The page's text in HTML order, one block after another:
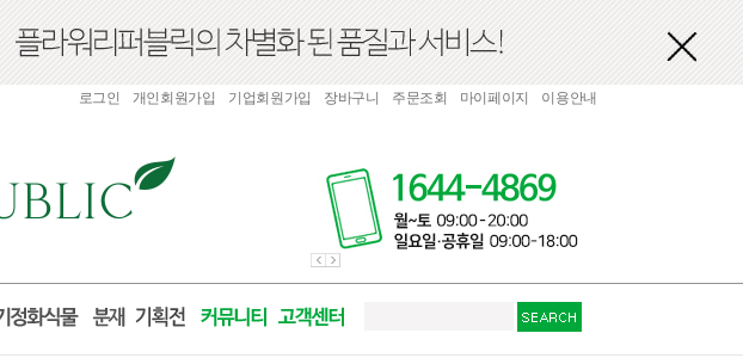
로그인 개인회원가입 기업회원가입 장바구니 주문조회 마이페이지 이용안내